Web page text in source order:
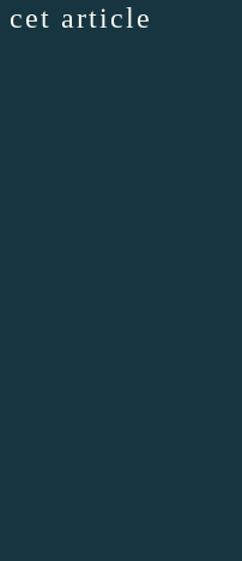
cet article